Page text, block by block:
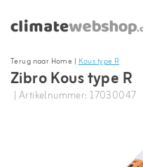
Terug naar Home |Kous type R
Zibro Kous type R
| Artikelnummer: 17030047